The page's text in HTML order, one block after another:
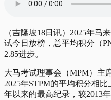
（吉隆坡18日讯）2025年马
试今日放榜，总平均积分（
2.85进步。
大马考试理事会（MPM）主
2025年STPM的平均积分相
年以来的最高纪录，较2013